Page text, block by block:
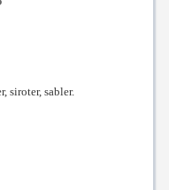
siroter, sabler.